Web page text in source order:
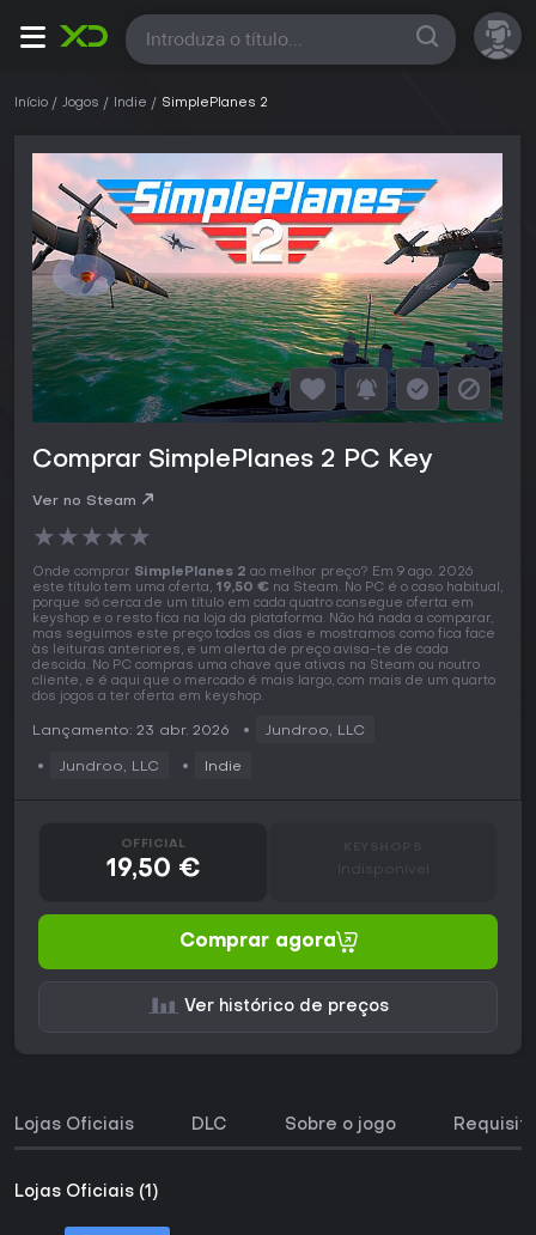
Todas
Início Jogos Indie SimplePlanes 2
Comprar SimplePlanes 2 PC Key
Ver no Steam
★★★★★
Onde comprar SimplePlanes 2 ao melhor preço? Em 9 ago. 2026
este título tem uma oferta, 19,50 € na Steam. No PC é o caso habitual,
porque só cerca de um título em cada quatro consegue oferta em
keyshop e o resto fica na loja da plataforma. Não há nada a comparar,
mas seguimos este preço todos os dias e mostramos como fica face
às leituras anteriores, e um alerta de preço avisa-te de cada
descida. No PC compras uma chave que ativas na Steam ou noutro
cliente, e é aqui que o mercado é mais largo, com mais de um quarto
dos jogos a ter oferta em keyshop.
Lançamento: 23 abr. 2026 Jundroo, LLC
Jundroo, LLC Indie
OFFICIAL
19,50 € Indisponível
Comprar agora
Ver histórico de preços
Lojas Oficiais DLC Sobre o jogo
Lojas Oficiais (1)